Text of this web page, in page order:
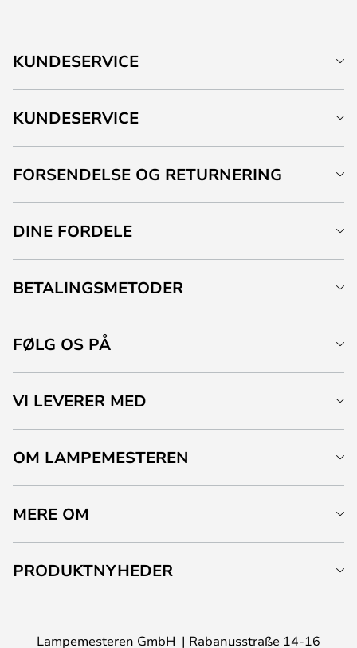
KUNDESERVICE
KUNDESERVICE
FORSENDELSE OG RETURNERING
DINE FORDELE
BETALINGSMETODER
FØLG OS PÅ
VI LEVERER MED
OM LAMPEMESTEREN
MERE OM
PRODUKTNYHEDER
Lampemesteren GmbH Rabanusstraße 14-16